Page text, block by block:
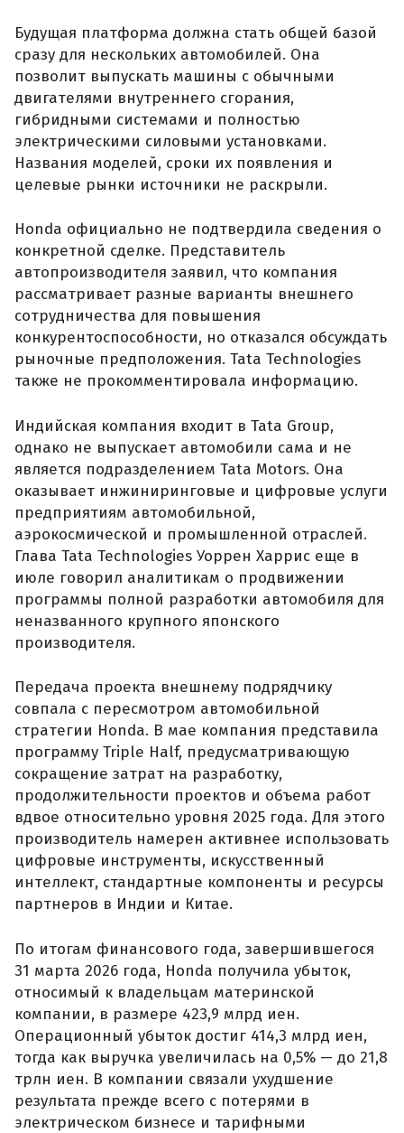
Будущая платформа должна стать общей базой
сразу для нескольких автомобилей. Она
позволит выпускать машины с обычными
двигателями внутреннего сгорания,
гибридными системами и полностью
электрическими силовыми установками.
Названия моделей, сроки их появления и
целевые рынки источники не раскрыли.
Honda официально не подтвердила сведения о
конкретной сделке. Представитель
автопроизводителя заявил, что компания
рассматривает разные варианты внешнего
сотрудничества для повышения
конкурентоспособности, но отказался обсуждать
рыночные предположения. Tata Technologies
также не прокомментировала информацию.
Индийская компания входит в Tata Group,
однако не выпускает автомобили сама и не
является подразделением Tata Motors. Она
оказывает инжиниринговые и цифровые услуги
предприятиям автомобильной,
аэрокосмической и промышленной отраслей.
Глава Tata Technologies Уоррен Харрис еще в
июле говорил аналитикам о продвижении
программы полной разработки автомобиля для
неназванного крупного японского
производителя.
Передача проекта внешнему подрядчику
совпала с пересмотром автомобильной
стратегии Honda. В мае компания представила
программу Triple Half, предусматривающую
сокращение затрат на разработку,
продолжительности проектов и объема работ
вдвое относительно уровня 2025 года. Для этого
производитель намерен активнее использовать
цифровые инструменты, искусственный
интеллект, стандартные компоненты и ресурсы
партнеров в Индии и Китае.
По итогам финансового года, завершившегося
31 марта 2026 года, Honda получила убыток,
относимый к владельцам материнской
компании, в размере 423,9 млрд иен.
Операционный убыток достиг 414,3 млрд иен,
тогда как выручка увеличилась на 0,5% — до 21,8
трлн иен. В компании связали ухудшение
результата прежде всего с потерями в
электрическом бизнесе и тарифными